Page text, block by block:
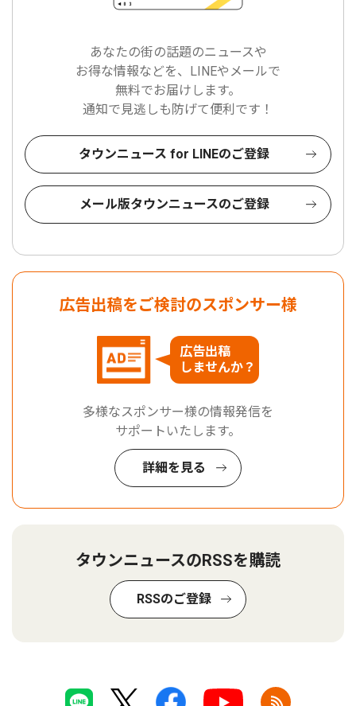
あなたの街の話題のニュースや
お得な情報などを、LINEやメールで
無料でお届けします。
通知で見逃しも防げて便利です！
タウンニュース for LINEのご登録
メール版タウンニュースのご登録
広告出稿をご検討のスポンサー様
広告出稿
しませんか？
多様なスポンサー様の情報発信を
サポートいたします。
詳細を見る
タウンニュースのRSSを購読
RSSのご登録